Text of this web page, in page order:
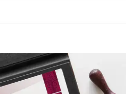
e Tecnologias na
e Letramento